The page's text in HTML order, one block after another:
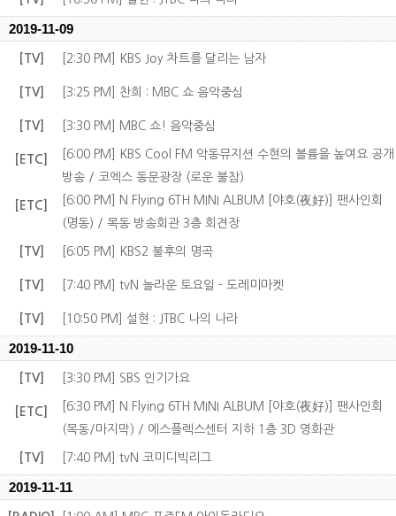
2019-11-09
[TV] [2:30 PM] KBS Joy 차트를 달리는 남자
[TV] [3:25 PM] 찬희 : MBC 쇼 음악중심
[TV] [3:30 PM] MBC 쇼! 음악중심
[ETC]
[6:00 PM] KBS Cool FM 악동뮤지션 수현의 볼륨을 높여요 공개
방송 / 코엑스 동문광장 (로운 불참)
[ETC]
[6:00 PM] N.Flying 6TH MINI ALBUM [야호(夜好)] 팬사인회
(명동) / 목동 방송회관 3층 회견장
[TV] [6:05 PM] KBS2 불후의 명곡
[TV] [7:40 PM] tvN 놀라운 토요일 - 도레미마켓
[TV] [10:50 PM] 설현 : JTBC 나의 나라
2019-11-10
[TV] [3:30 PM] SBS 인기가요
[ETC]
[6:30 PM] N.Flying 6TH MINI ALBUM [야호(夜好)] 팬사인회
(목동/마지막) / 에스플렉스센터 지하 1층 3D 영화관
[TV] [7:40 PM] tvN 코미디빅리그
2019-11-11